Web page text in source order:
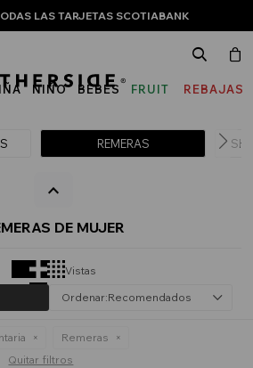
LAS TARJETAS SCOTIABANK
NIÑO BEBÉS
FRUIT
THE
REBAJAS
REMERAS
DE MUJER
Vistas
Recomendados
Remeras
Quitar filtros